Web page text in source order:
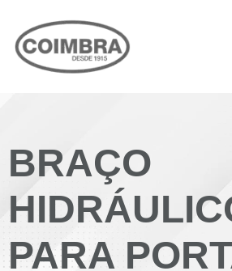
BRAÇO
PARA